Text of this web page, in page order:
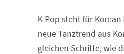
K-Pop steht für
neue Tanztrend aus
gleichen Schritte, wie